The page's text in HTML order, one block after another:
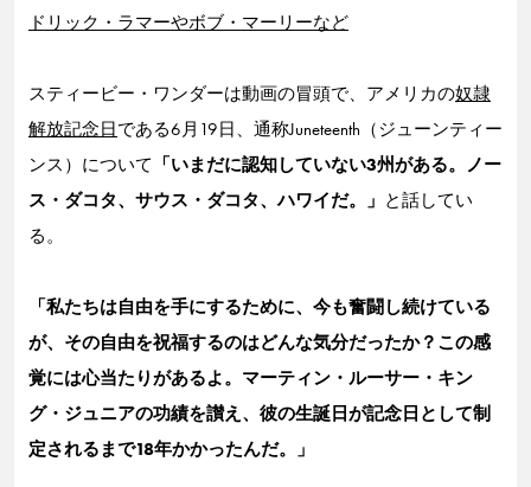
ドリック・ラマーやボブ・マーリーなど
スティービー・ワンダーは動画の冒頭で、アメリカの奴隷
解放記念日である6月19日、通称Juneteenth（ジューンティー
ンス）について 「いまだに認知していない3州がある。ノー
ス・ダコタ、サウス・ダコタ、ハワイだ。」 と話してい
る。
「私たちは自由を手にするために、今も奮闘し続けている
が、その自由を祝福するのはどんな気分だったか？この感
覚には心当たりがあるよ。マーティン・ルーサー・キン
グ・ジュニアの功績を讃え、彼の生誕日が記念日として制
定されるまで18年かかったんだ。」